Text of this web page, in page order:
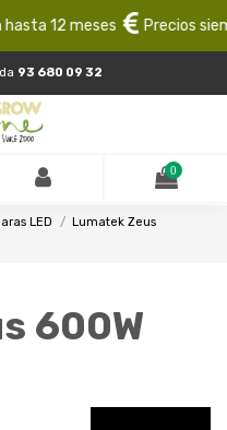
12 meses Precios
93 680 09 32
0
LED
Lumatek Zeus
600W